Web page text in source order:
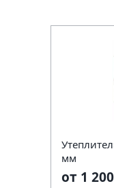
мм
от 1